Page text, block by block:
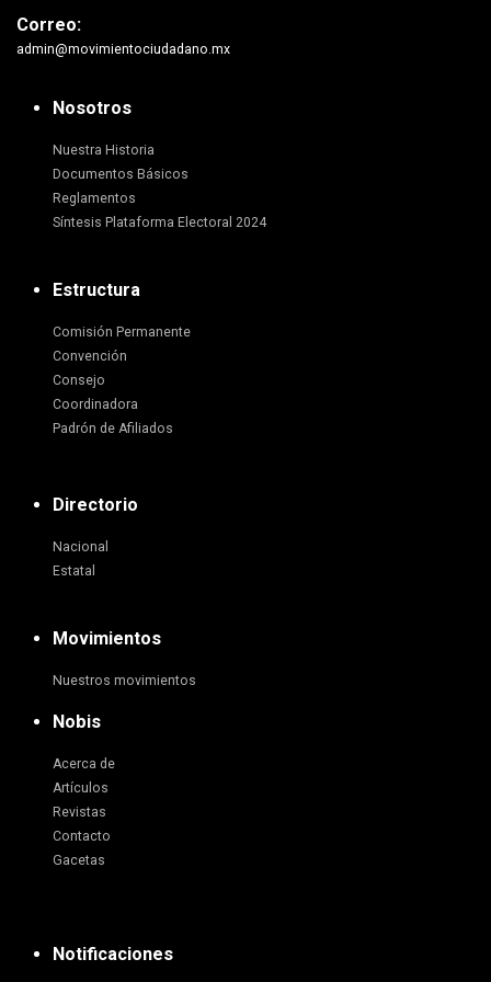
Correo:
admin@movimientociudadano.mx
Nosotros
Nuestra Historia
Documentos Básicos
Reglamentos
Síntesis Plataforma Electoral 2024
Estructura
Comisión Permanente
Convención
Consejo
Coordinadora
Padrón de Afiliados
Directorio
Nacional
Estatal
Movimientos
Nuestros movimientos
Nobis
Acerca de
Artículos
Revistas
Contacto
Gacetas
Notificaciones